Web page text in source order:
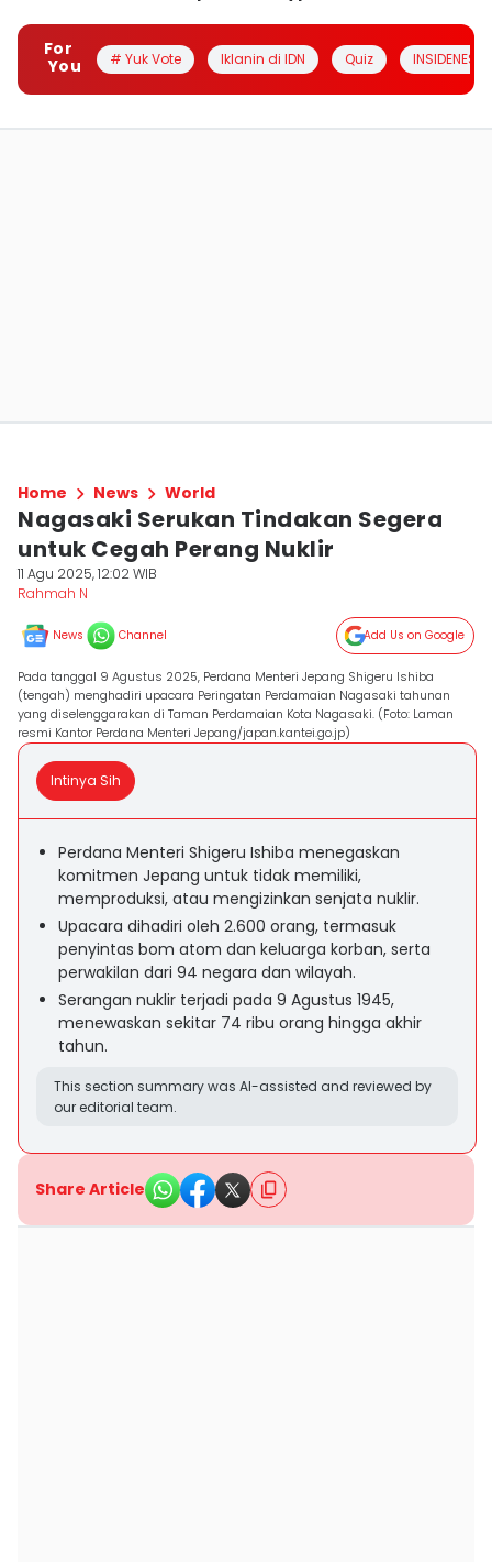
For
You
# Yuk Vote Iklanin di IDN Quiz INSIDENESIA
Home News World
Nagasaki Serukan Tindakan Segera
untuk Cegah Perang Nuklir
11 Agu 2025, 12:02 WIB
Rahmah N
News Channel Add Us on Google
Pada tanggal 9 Agustus 2025, Perdana Menteri Jepang Shigeru Ishiba
(tengah) menghadiri upacara Peringatan Perdamaian Nagasaki tahunan
yang diselenggarakan di Taman Perdamaian Kota Nagasaki. (Foto: Laman
resmi Kantor Perdana Menteri Jepang/japan.kantei.go.jp)
Intinya Sih
Perdana Menteri Shigeru Ishiba menegaskan
komitmen Jepang untuk tidak memiliki,
memproduksi, atau mengizinkan senjata nuklir.
Upacara dihadiri oleh 2.600 orang, termasuk
penyintas bom atom dan keluarga korban, serta
perwakilan dari 94 negara dan wilayah.
Serangan nuklir terjadi pada 9 Agustus 1945,
menewaskan sekitar 74 ribu orang hingga akhir
tahun.
This section summary was AI-assisted and reviewed by
our editorial team.
Share Article